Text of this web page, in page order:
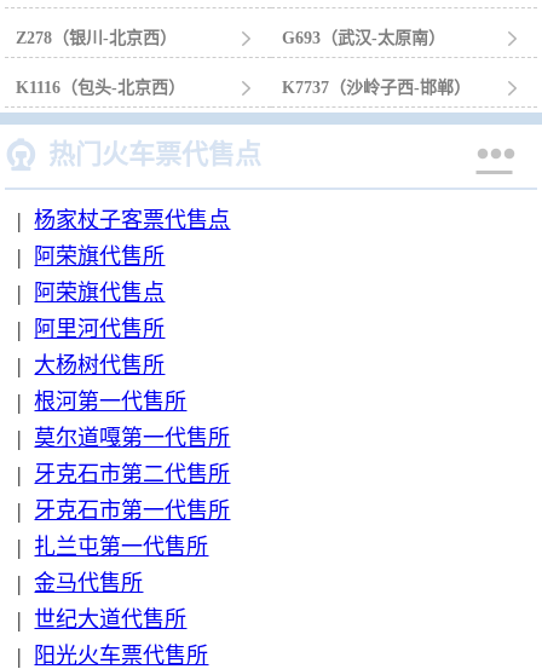
Z278（银川-北京西）  G693（武汉-太原南） 
K1116（包头-北京西）  K7737（沙岭子西-邯郸） 
 热门火车票代售点 
| 杨家杖子客票代售点
|
阿荣旗代售所
|
阿荣旗代售点
|
阿里河代售所
| 大杨树代售所
| 根河第一代售所
| 莫尔道嘎第一代售所
|
牙克石市第二代售所
|
牙克石市第一代售所
| 扎兰屯第一代售所
| 金马代售所
| 世纪大道代售所
|
阳光火车票代售所